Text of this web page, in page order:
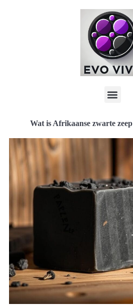
Wat is Afrikaanse zwarte